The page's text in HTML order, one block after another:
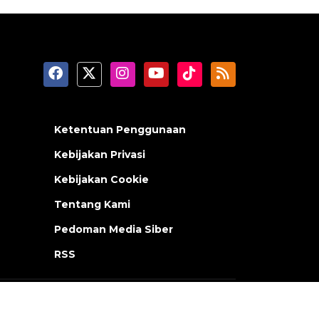
Ketentuan Penggunaan
Kebijakan Privasi
Kebijakan Cookie
Tentang Kami
Pedoman Media Siber
RSS